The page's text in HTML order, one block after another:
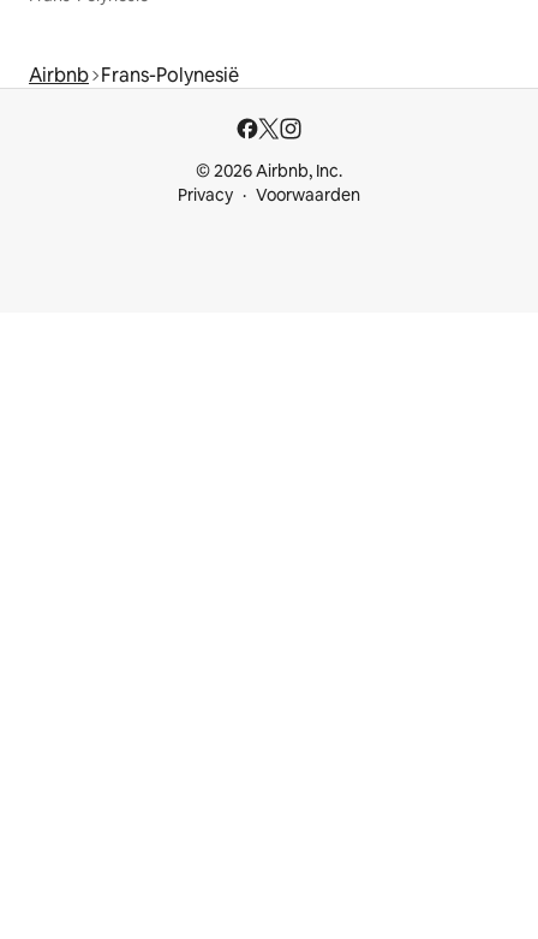
Airbnb Frans-Polynesië
© 2026 Airbnb, Inc.
Privacy
Voorwaarden